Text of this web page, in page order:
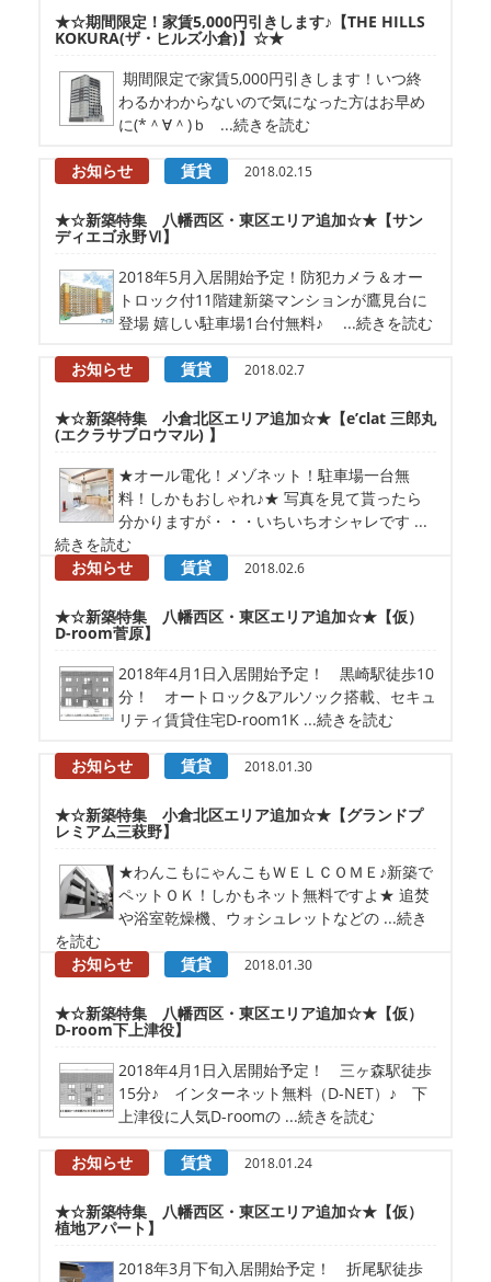
★☆期間限定！家賃5,000円引きします♪【THE HILLS
KOKURA(ザ・ヒルズ小倉)】☆★
期間限定で家賃5,000円引きします！いつ終
わるかわからないので気になった方はお早め
に(*＾∀＾)ｂ ...続きを読む
お知らせ 賃貸 2018.02.15
★☆新築特集 八幡西区・東区エリア追加☆★【サン
ディエゴ永野Ⅵ】
2018年5月入居開始予定！防犯カメラ＆オー
トロック付11階建新築マンションが鷹見台に
登場 嬉しい駐車場1台付無料♪ ...続きを読む
お知らせ 賃貸 2018.02.7
★☆新築特集 小倉北区エリア追加☆★【e’clat 三郎丸
(エクラサブロウマル) 】
★オール電化！メゾネット！駐車場一台無
料！しかもおしゃれ♪★ 写真を見て貰ったら
分かりますが・・・いちいちオシャレです ...
続きを読む
お知らせ
賃貸 2018.02.6
★☆新築特集 八幡西区・東区エリア追加☆★【仮）
D-room菅原】
2018年4月1日入居開始予定！ 黒崎駅徒歩10
分！ オートロック&アルソック搭載、セキュ
リティ賃貸住宅D-room1K ...続きを読む
お知らせ 賃貸 2018.01.30
★☆新築特集 小倉北区エリア追加☆★【グランドプ
レミアム三萩野】
★わんこもにゃんこもＷＥＬＣＯＭＥ♪新築で
ペットＯＫ！しかもネット無料ですよ★ 追焚
や浴室乾燥機、ウォシュレットなどの ...続き
を読む
お知らせ
賃貸 2018.01.30
★☆新築特集 八幡西区・東区エリア追加☆★【仮）
D-room下上津役】
2018年4月1日入居開始予定！ 三ヶ森駅徒歩
15分♪ インターネット無料（D-NET）♪ 下
上津役に人気D-roomの ...続きを読む
お知らせ 賃貸 2018.01.24
★☆新築特集 八幡西区・東区エリア追加☆★【仮）
植地アパート】
2018年3月下旬入居開始予定！ 折尾駅徒歩